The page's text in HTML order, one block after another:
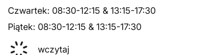
Czwartek: 08:30-12:15 & 13:15-17:30
Piątek: 08:30-12:15 & 13:15-17:30
wczytaj